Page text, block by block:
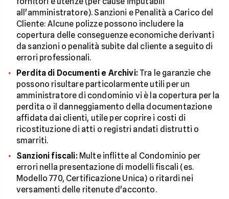
all'amministratore). Sanzioni e Penalità a Carico del
Cliente: Alcune polizze possono includere la
copertura delle conseguenze economiche derivanti
da sanzioni o penalità subite dal cliente a seguito di
errori professionali.
Perdita di Documenti e Archivi:Tra le garanzie che
possono risultare particolarmente utili per un
amministratore di condominio vi è la copertura per la
perdita o il danneggiamento della documentazione
affidata dai clienti, utile per coprire i costi di
ricostituzione di atti o registri andati distrutti o
smarriti.
Sanzioni fiscali:Multe inflitte al Condominio per
errori nella presentazione di modelli fiscali (es.
Modello 770, Certificazione Unica) o ritardi nei
versamenti delle ritenute d'acconto.